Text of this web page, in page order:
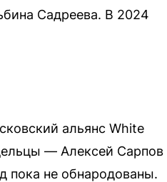
Садреева. В 2024
альянс White
— Алексей Сарпов
пока не обнародованы.